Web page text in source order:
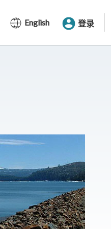
English 登录